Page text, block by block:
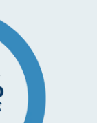
ください。